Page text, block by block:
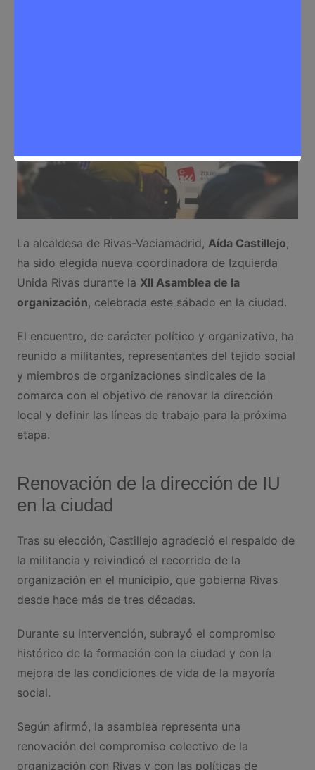
La alcaldesa de Rivas-Vaciamadrid, Aída Castillejo,
ha sido elegida nueva coordinadora de Izquierda
Unida Rivas durante la XII Asamblea de la
organización, celebrada este sábado en la ciudad.
El encuentro, de carácter político y organizativo, ha
reunido a militantes, representantes del tejido social
y miembros de organizaciones sindicales de la
comarca con el objetivo de renovar la dirección
local y definir las líneas de trabajo para la próxima
etapa.
Renovación de la dirección de IU
en la ciudad
Tras su elección, Castillejo agradeció el respaldo de
la militancia y reivindicó el recorrido de la
organización en el municipio, que gobierna Rivas
desde hace más de tres décadas.
Durante su intervención, subrayó el compromiso
histórico de la formación con la ciudad y con la
mejora de las condiciones de vida de la mayoría
social.
Según afirmó, la asamblea representa una
renovación del compromiso colectivo de la
organización con Rivas y con las políticas de